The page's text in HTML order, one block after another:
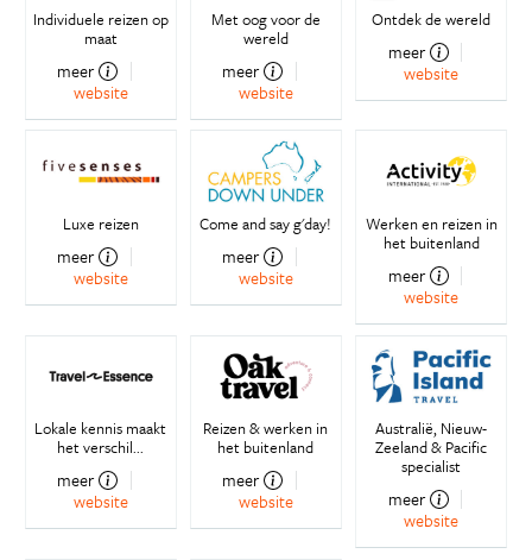
Individuele reizen op
maat
meer
website
Met oog voor de
wereld
meer
website
Ontdek de wereld
meer
website
Luxe reizen
meer
website
Come and say g'day!
meer
website
Werken en reizen in
het buitenland
meer
website
Lokale kennis maakt
het verschil...
meer
website
Reizen & werken in
het buitenland
meer
website
Australië, Nieuw-
Zeeland & Pacific
specialist
meer
website